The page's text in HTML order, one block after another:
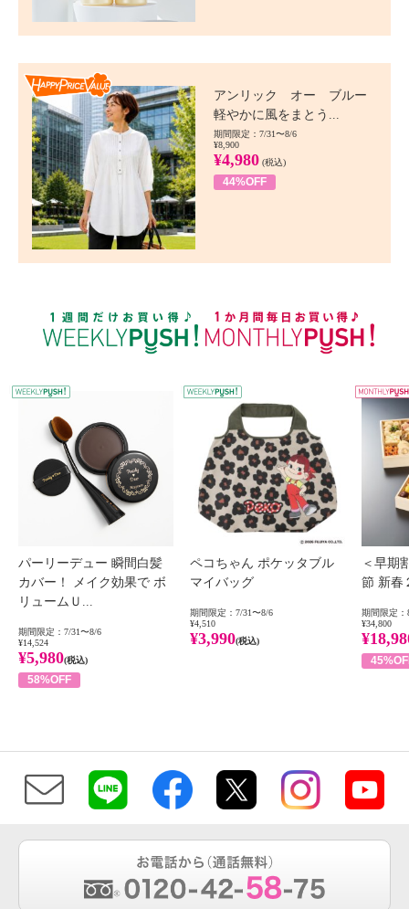
アンリック オー ブルー
軽やかに風をまとう...
期間限定：7/31〜8/6
¥8,900
¥4,980 (税込)
44%OFF
WEEKLY PUSH
パーリーデュー 瞬間白髪
カバー！ メイク効果で ボ
リュームＵ...
期間限定：7/31〜8/6
¥14,524
¥5,980(税込)
58%OFF
ペコちゃん ポケッタブル
マイバッグ
期間限定：7/31〜8/6
¥4,510
¥3,990(税込)
＜早期
節 新春
期間限定：
¥34,800